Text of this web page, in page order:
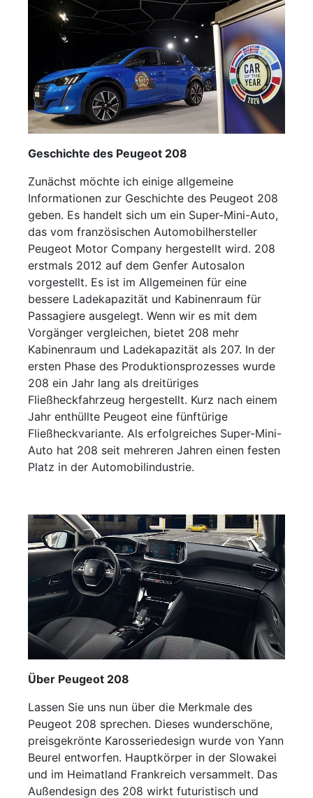
Geschichte des Peugeot 208
Zunächst möchte ich einige allgemeine
Informationen zur Geschichte des Peugeot 208
geben. Es handelt sich um ein Super-Mini-Auto,
das vom französischen Automobilhersteller
Peugeot Motor Company hergestellt wird. 208
erstmals 2012 auf dem Genfer Autosalon
vorgestellt. Es ist im Allgemeinen für eine
bessere Ladekapazität und Kabinenraum für
Passagiere ausgelegt. Wenn wir es mit dem
Vorgänger vergleichen, bietet 208 mehr
Kabinenraum und Ladekapazität als 207. In der
ersten Phase des Produktionsprozesses wurde
208 ein Jahr lang als dreitüriges
Fließheckfahrzeug hergestellt. Kurz nach einem
Jahr enthüllte Peugeot eine fünftürige
Fließheckvariante. Als erfolgreiches Super-Mini-
Auto hat 208 seit mehreren Jahren einen festen
Platz in der Automobilindustrie.
Über Peugeot 208
Lassen Sie uns nun über die Merkmale des
Peugeot 208 sprechen. Dieses wunderschöne,
preisgekrönte Karosseriedesign wurde von Yann
Beurel entworfen. Hauptkörper in der Slowakei
und im Heimatland Frankreich versammelt. Das
Außendesign des 208 wirkt futuristisch und